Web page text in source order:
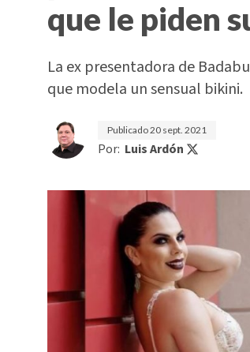
que le piden
La ex presentadora de
que modela un sensual bikini.
Publicado20 sept. 2021
Por: Luis Ardón